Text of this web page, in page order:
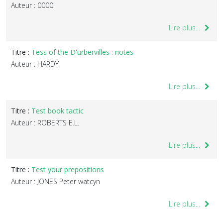
Auteur : 0000
Lire plus...
Titre : Tess of the D'urbervilles : notes
Auteur : HARDY
Lire plus...
Titre : Test book tactic
Auteur : ROBERTS E.L.
Lire plus...
Titre : Test your prepositions
Auteur : JONES Peter watcyn
Lire plus...